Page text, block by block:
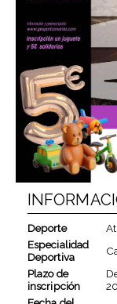
Deporte
Especialidad
Deportiva
Plazo de
inscripción